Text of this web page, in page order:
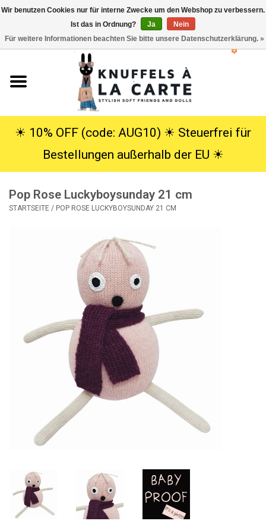
Kuscheltiere
SALE
☀︎ 10% OFF (code: AUG10) ☀︎ Steuerfrei für
Bestellungen außerhalb der EU ☀︎
Pop Rose Luckyboysunday 21 cm
STARTSEITE / POP ROSE LUCKYBOYSUNDAY 21 CM
Wir benutzen Cookies nur für interne Zwecke um den Webshop zu verbessern.
Ist das in Ordnung?
Ja
Nein
Für weitere Informationen beachten Sie bitte unsere Datenschutzerklärung. »